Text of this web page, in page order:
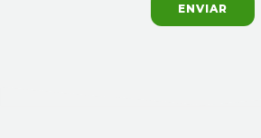
ENVIAR